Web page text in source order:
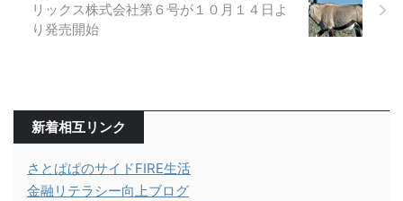
リックス株式会社第６号が１０月１４日よ
り発売開始
新着相互リンク
さとぱぱのサイドFIRE生活
金融リテラシー向上ブログ